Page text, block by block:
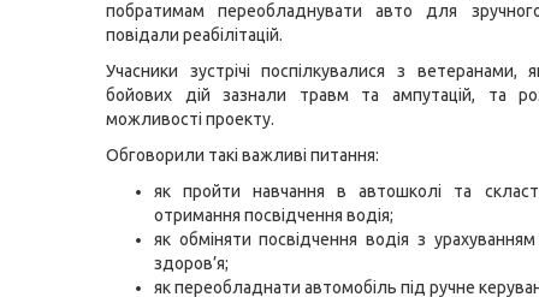
побратимам переобладнувати авто для
повідали реабілітацій.
Учасники зустрічі поспілкувалися з ветеранами,
бойових дій зазнали травм та ампутацій, та
можливості проекту.
Обговорили такі важливі питання:
як пройти навчання в автошколі та
отримання посвідчення водія;
як обміняти посвідчення водія з урахуванням
здоров’я;
як переобладнати автомобіль під ручне